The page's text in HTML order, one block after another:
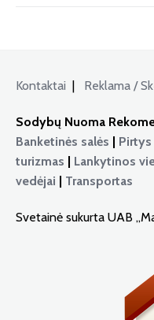
Kontaktai Reklama /
Sodybų Nuoma
Banketinės salės | Pirtys
turizmas | Lankytinos
vedėjai | Transportas
Svetainė sukurta UAB